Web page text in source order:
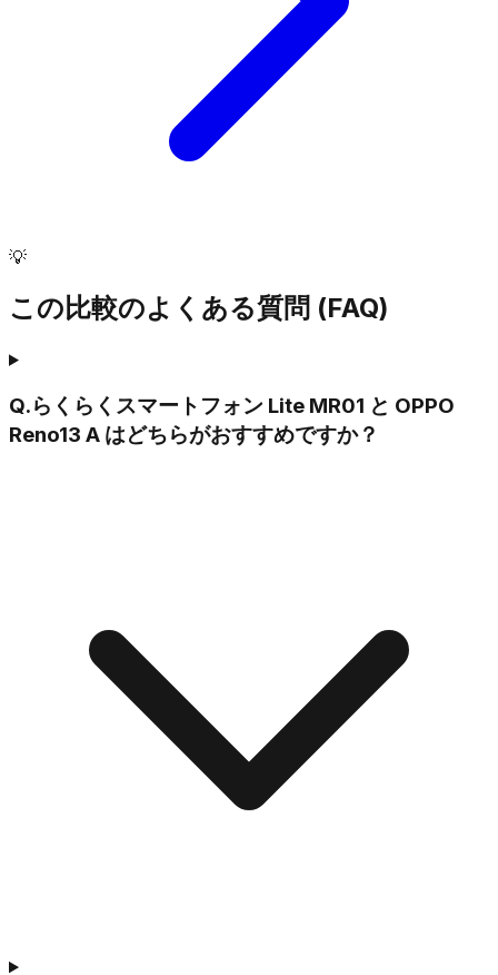
💡
この比較のよくある質問 (FAQ)
Q.らくらくスマートフォン Lite MR01 と OPPO
Reno13 A はどちらがおすすめですか？